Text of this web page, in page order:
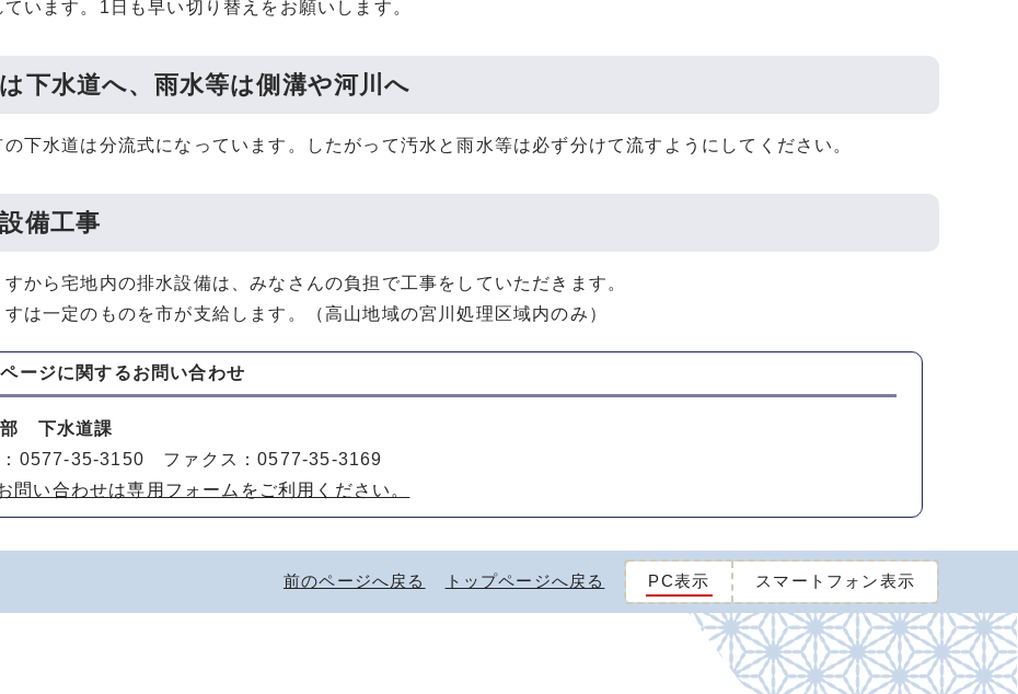
ています。1日も早い切り替えをお願いします。
下水道へ、雨水等は側溝や河川へ
の下水道は分流式になっています。したがって汚水と雨水等は必ず分けて流すようにしてください。
備工事
すから宅地内の排水設備は、みなさんの負担で工事をしていただきます。
すは一定のものを市が支給します。（高山地域の宮川処理区域内のみ）
ージに関するお問い合わせ
部 下水道課
：0577-35-3150 ファクス：0577-35-3169
問い合わせは専用フォームをご利用ください。
前のページへ戻る トップページへ戻る PC表示 スマートフォン表示